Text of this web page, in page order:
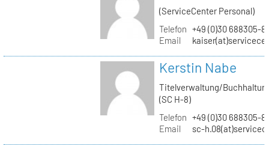
(ServiceCenter Personal)
Telefon +49 (0)30 688305-
Email
Kerstin Nabe
Titelverwaltung/
(SC H-8)
Telefon +49 (0)30 688305-
Email
sc-